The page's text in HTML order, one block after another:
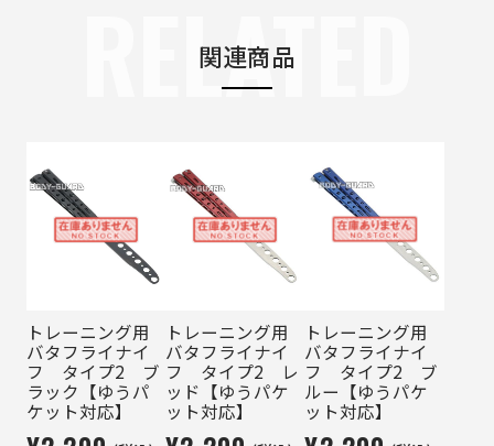
関連商品
RELATED
トレーニング用
バタフライナイ
フ タイプ2 ブ
ラック【ゆうパ
ケット対応】
トレーニング用
バタフライナイ
フ タイプ2 レ
ッド【ゆうパケ
ット対応】
トレーニング用
バタフライナイ
フ タイプ2 ブ
ルー【ゆうパケ
ット対応】